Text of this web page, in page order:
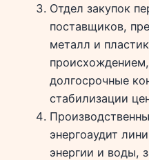
Отдел закупок
поставщиков,
металл и
долгосрочные
стабилизации
энергоаудит
энергии и воды,